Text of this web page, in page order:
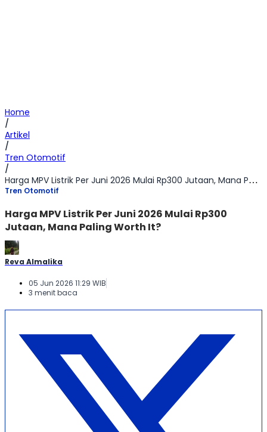
Home
/
Artikel
/
Tren Otomotif
/
Harga MPV Listrik Per Juni 2026 Mulai Rp300 Jutaan, Mana Paling Worth It?
Tren Otomotif
Harga MPV Listrik Per Juni 2026 Mulai Rp300
Jutaan, Mana Paling Worth It?
Reva Almalika
05 Jun 2026 11:29 WIB
3 menit baca